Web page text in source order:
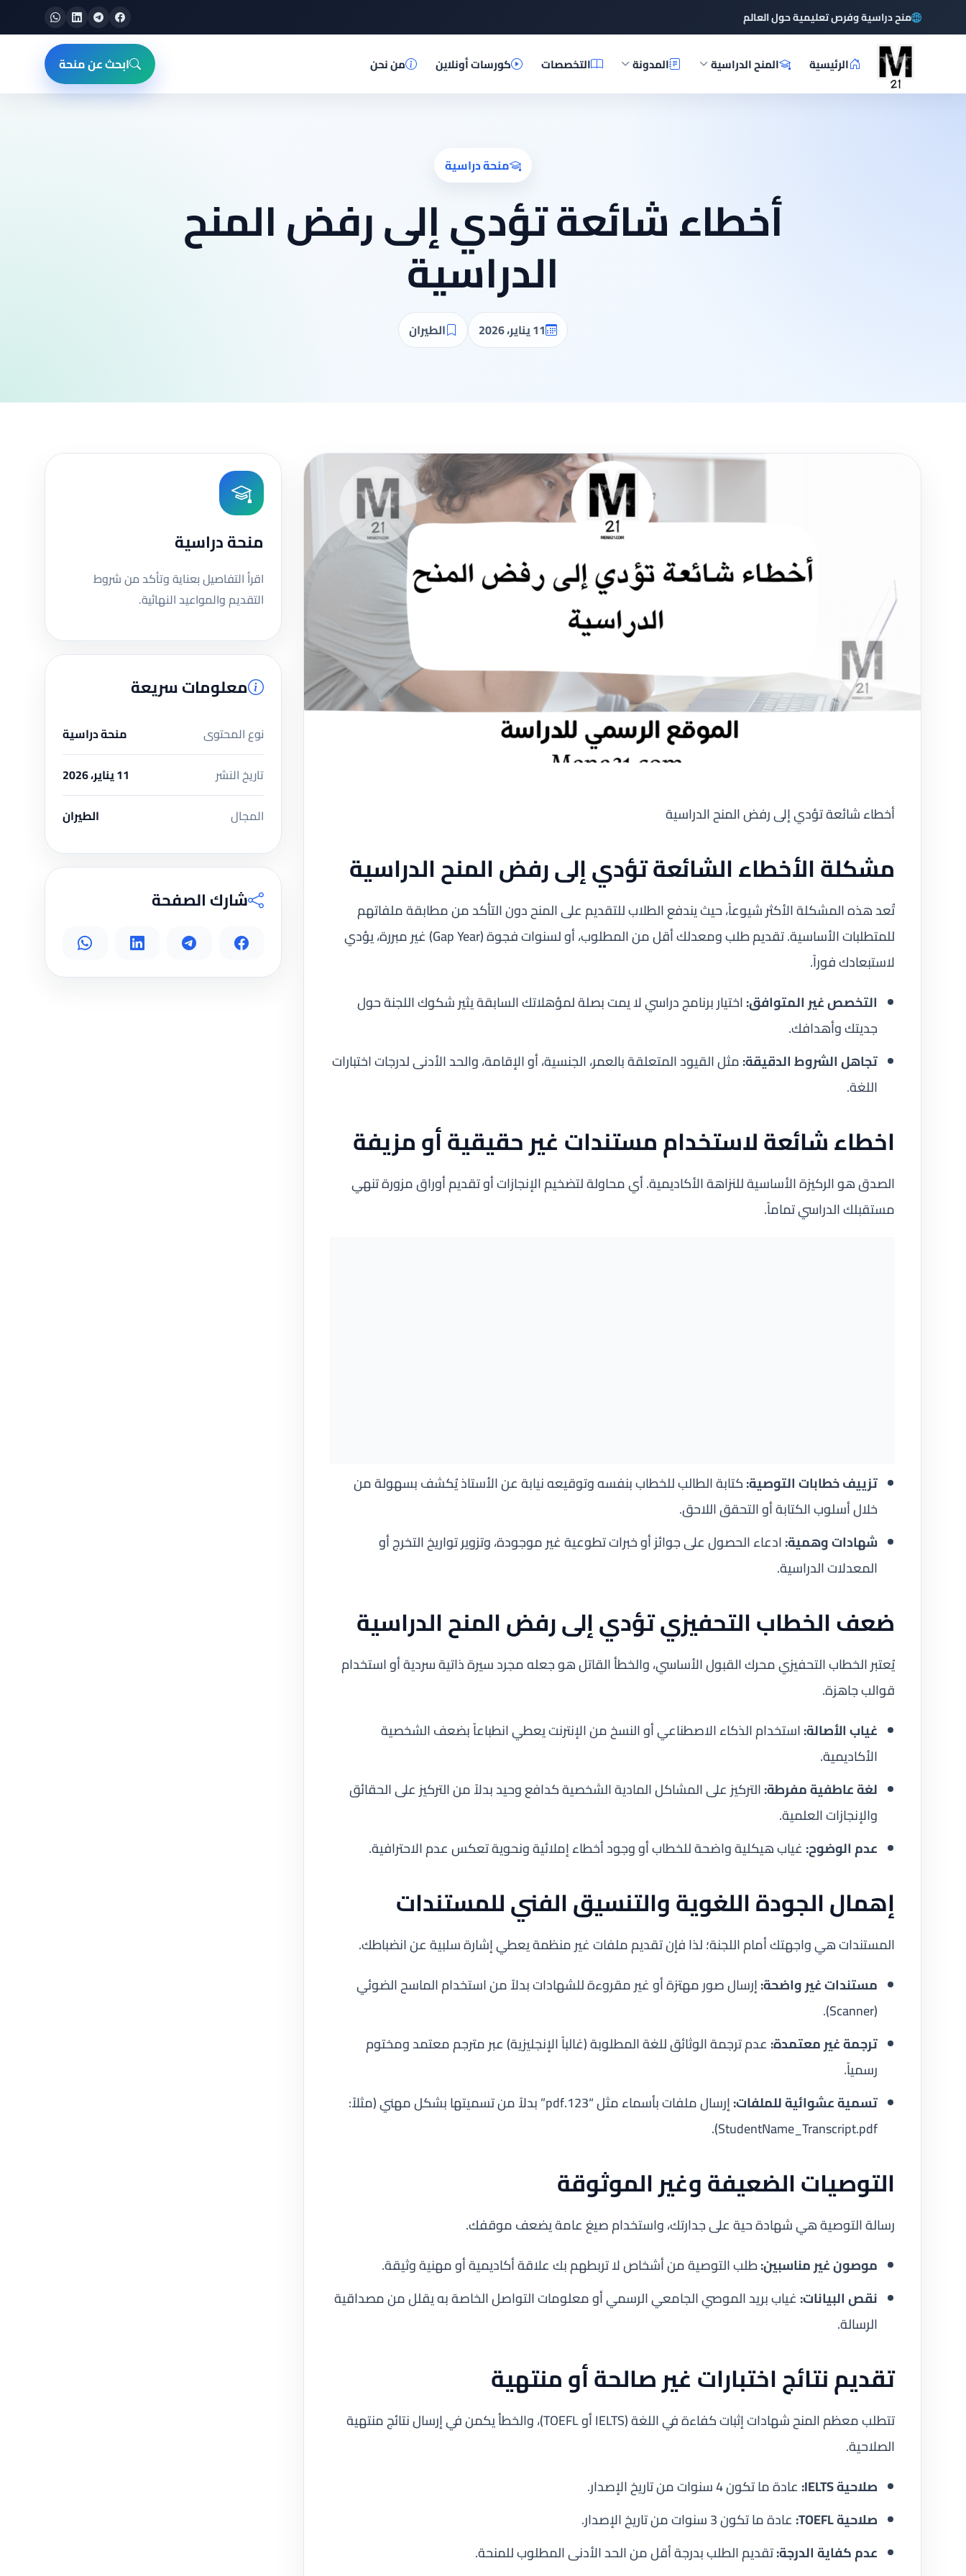
منح دراسية وفرص تعليمية حول العالم
الرئيسية المنح الدراسية المدونة التخصصات كورسات أونلاين من نحن ابحث عن منحة
منحة دراسية
أخطاء شائعة تؤدي إلى رفض المنح
الدراسية
11 يناير، 2026 الطيران
أخطاء شائعة تؤدي إلى رفض المنح الدراسية
مشكلة الأخطاء الشائعة تؤدي إلى رفض المنح الدراسية
تُعد هذه المشكلة الأكثر شيوعاً، حيث يندفع الطلاب للتقديم على المنح دون التأكد من مطابقة ملفاتهم
للمتطلبات الأساسية. تقديم طلب ومعدلك أقل من المطلوب، أو لسنوات فجوة (Gap Year) غير مبررة، يؤدي
لاستبعادك فوراً.
التخصص غير المتوافق:اختيار برنامج دراسي لا يمت بصلة لمؤهلاتك السابقة يثير شكوك اللجنة حول
جديتك وأهدافك.
تجاهل الشروط الدقيقة:مثل القيود المتعلقة بالعمر، الجنسية، أو الإقامة، والحد الأدنى لدرجات اختبارات
اللغة.
اخطاء شائعة لاستخدام مستندات غير حقيقية أو مزيفة
الصدق هو الركيزة الأساسية للنزاهة الأكاديمية. أي محاولة لتضخيم الإنجازات أو تقديم أوراق مزورة تنهي
مستقبلك الدراسي تماماً.
تزييف خطابات التوصية:كتابة الطالب للخطاب بنفسه وتوقيعه نيابة عن الأستاذ يُكشف بسهولة من
خلال أسلوب الكتابة أو التحقق اللاحق.
شهادات وهمية:ادعاء الحصول على جوائز أو خبرات تطوعية غير موجودة، وتزوير تواريخ التخرج أو
المعدلات الدراسية.
ضعف الخطاب التحفيزي تؤدي إلى رفض المنح الدراسية
يُعتبر الخطاب التحفيزي محرك القبول الأساسي، والخطأ القاتل هو جعله مجرد سيرة ذاتية سردية أو استخدام
قوالب جاهزة.
غياب الأصالة:استخدام الذكاء الاصطناعي أو النسخ من الإنترنت يعطي انطباعاً بضعف الشخصية
الأكاديمية.
لغة عاطفية مفرطة:التركيز على المشاكل المادية الشخصية كدافع وحيد بدلاً من التركيز على الحقائق
والإنجازات العلمية.
عدم الوضوح: غياب هيكلية واضحة للخطاب أو وجود أخطاء إملائية ونحوية تعكس عدم الاحترافية.
إهمال الجودة اللغوية والتنسيق الفني للمستندات
المستندات هي واجهتك أمام اللجنة؛ لذا فإن تقديم ملفات غير منظمة يعطي إشارة سلبية عن انضباطك.
مستندات غير واضحة:إرسال صور مهتزة أو غير مقروءة للشهادات بدلاً من استخدام الماسح الضوئي
(Scanner).
ترجمة غير معتمدة: عدم ترجمة الوثائق للغة المطلوبة (غالباً الإنجليزية) عبر مترجم معتمد ومختوم
رسمياً.
تسمية عشوائية للملفات:
إرسال ملفات بأسماء مثل “123.pdf” بدلاً من تسميتها بشكل مهني (مثلاً:
StudentName_Transcript.pdf).
التوصيات الضعيفة وغير الموثوقة
رسالة التوصية هي شهادة حية على جدارتك، واستخدام صيغ عامة يضعف موقفك.
موصون غير مناسبين:طلب التوصية من أشخاص لا تربطهم بك علاقة أكاديمية أو مهنية وثيقة.
نقص البيانات: غياب بريد الموصي الجامعي الرسمي أو معلومات التواصل الخاصة به يقلل من مصداقية
الرسالة.
تقديم نتائج اختبارات غير صالحة أو منتهية
تتطلب معظم المنح شهادات إثبات كفاءة في اللغة (IELTS أو TOEFL)، والخطأ يكمن في إرسال نتائج منتهية
الصلاحية.
صلاحية IELTS:
عادة ما تكون 4 سنوات من تاريخ الإصدار.
صلاحية TOEFL:
عادة ما تكون 3 سنوات من تاريخ الإصدار.
عدم كفاية الدرجة:تقديم الطلب بدرجة أقل من الحد الأدنى المطلوب للمنحة.
منحة دراسية
اقرأ التفاصيل بعناية وتأكد من شروط
التقديم والمواعيد النهائية.
معلومات سريعة
نوع المحتوى
منحة دراسية
تاريخ النشر
11 يناير، 2026
المجال
الطيران
شارك الصفحة